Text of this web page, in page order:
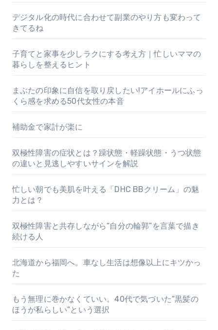
デジタル化の時代に合わせて副業のやり方も変わって
きてるね
子育てと家事を少しラクにする考え方｜忙しいママの
暮らしを整えるヒント
まぶたの印象に自信を取り戻したい!アイホールにふっ
くら感を求める50代女性の本音
補助金で家計が楽に
双極性障害の症状とは？躁状態・軽躁状態・うつ状態
の違いと見逃しやすいサインを解説
忙しい朝でも美肌を叶える「DHC BBクリーム」の魅
力とは？
双極性障害と共存しながら“自分の輪郭”を言葉で描き
続ける人
北海道から福岡へ。車なし生活は想像以上にキツかっ
た
もう無理に巻かなくていい。40代で気づいた“黒髪の
ほうが私らしい”という選択